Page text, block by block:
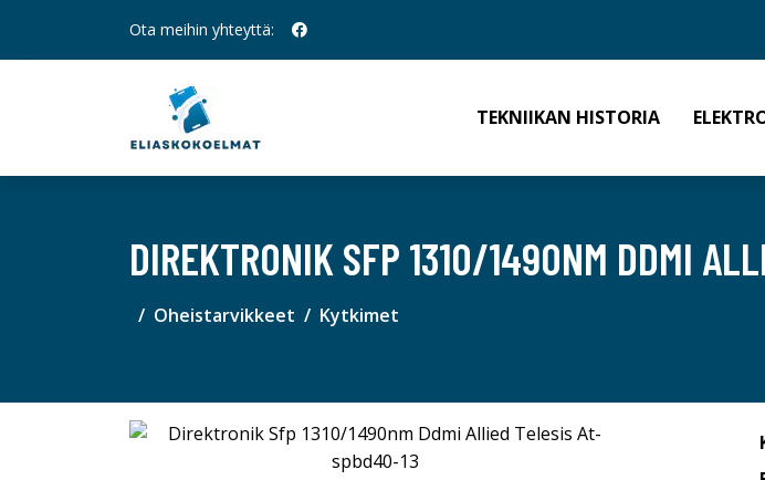
Ota meihin yhteyttä:
TEKNIIKAN HISTORIA
DIREKTRONIK SFP 1310/1490NM DDMI
Oheistarvikkeet Kytkimet